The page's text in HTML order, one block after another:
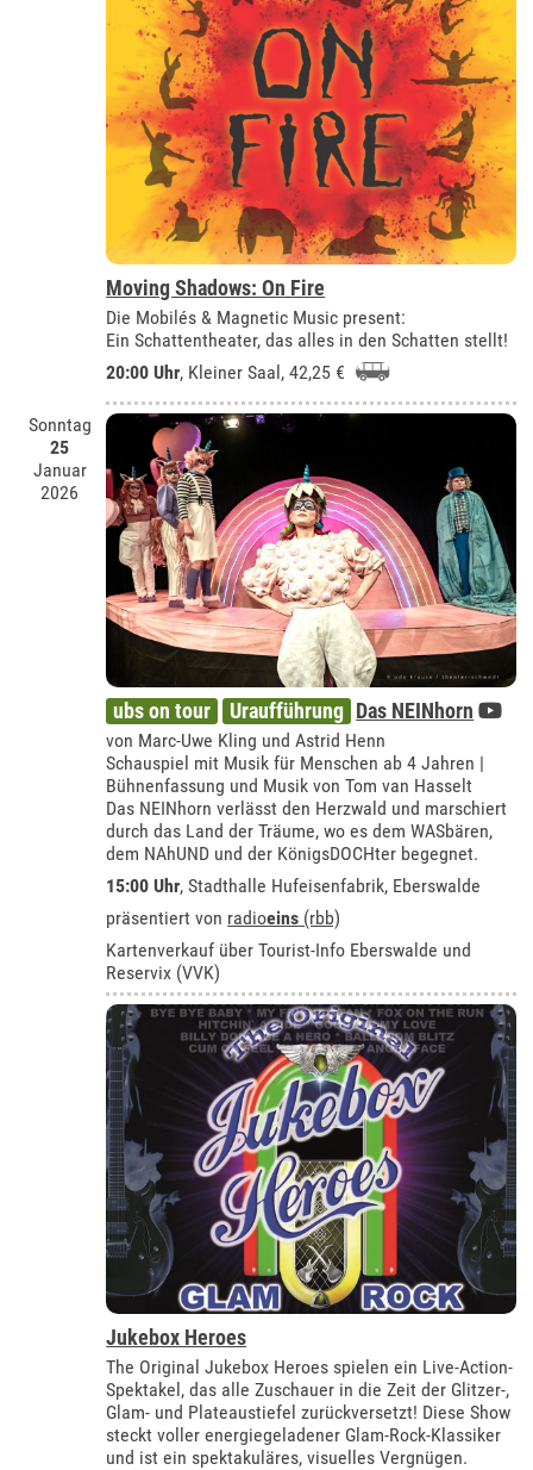
Moving Shadows: On Fire
Die Mobilés & Magnetic Music present:
Ein Schattentheater, das alles in den Schatten stellt!
20:00 Uhr, Kleiner Saal , 42,25 €
Sonntag
25
Januar
2026
ubs on tour Uraufführung Das NEINhorn
von Marc-Uwe Kling und Astrid Henn
Schauspiel mit Musik für Menschen ab 4 Jahren |
Bühnenfassung und Musik von Tom van Hasselt
Das NEINhorn verlässt den Herzwald und marschiert
durch das Land der Träume, wo es dem WASbären,
dem NAhUND und der KönigsDOCHter begegnet.
15:00 Uhr, Stadthalle Hufeisenfabrik, Eberswalde
präsentiert von radioeins (rbb)
Kartenverkauf über Tourist-Info Eberswalde und
Reservix (VVK)
Jukebox Heroes
The Original Jukebox Heroes spielen ein Live-Action-
Spektakel, das alle Zuschauer in die Zeit der Glitzer-,
Glam- und Plateaustiefel zurückversetzt! Diese Show
steckt voller energiegeladener Glam-Rock-Klassiker
und ist ein spektakuläres, visuelles Vergnügen.